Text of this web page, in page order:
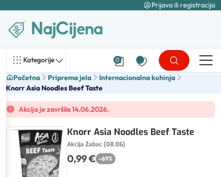
Prijava ili registracija
Kategorije 0
Početna Priprema jela
Internacionalna kuhinja
Knorr Asia Noodles Beef Taste
Akcija je završila 14.06.2026.
Knorr Asia Noodles Beef Taste
Akcija Žabac (08.06)
0,99 € -69%